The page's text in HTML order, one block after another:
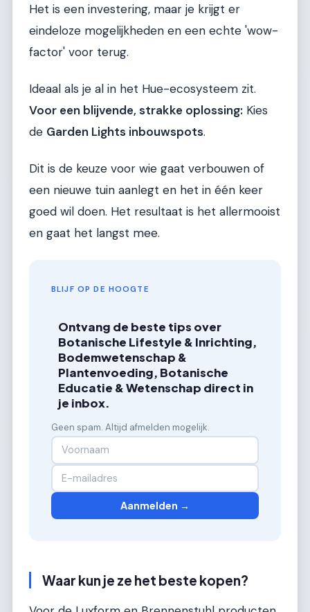
Het is een investering, maar je krijgt er
eindeloze mogelijkheden en een echte 'wow-
factor' voor terug.
Ideaal als je al in het Hue-ecosysteem zit.
Voor een blijvende, strakke oplossing: Kies
de Garden Lights inbouwspots.
Dit is de keuze voor wie gaat verbouwen of
een nieuwe tuin aanlegt en het in één keer
goed wil doen. Het resultaat is het allermooist
en gaat het langst mee.
BLIJF OP DE HOOGTE
Ontvang de beste tips over
Botanische Lifestyle & Inrichting,
Bodemwetenschap &
Plantenvoeding, Botanische
Educatie & Wetenschap direct in
je inbox.
Geen spam. Altijd afmelden mogelijk.
Aanmelden →
Waar kun je ze het beste kopen?